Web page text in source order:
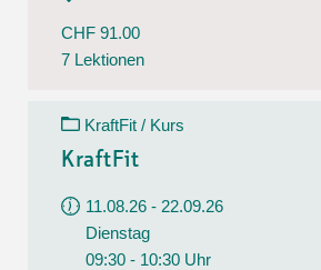
CHF 91.00
7 Lektionen
KraftFit / Kurs
KraftFit
11.08.26 - 22.09.26
Dienstag
09:30 - 10:30 Uhr